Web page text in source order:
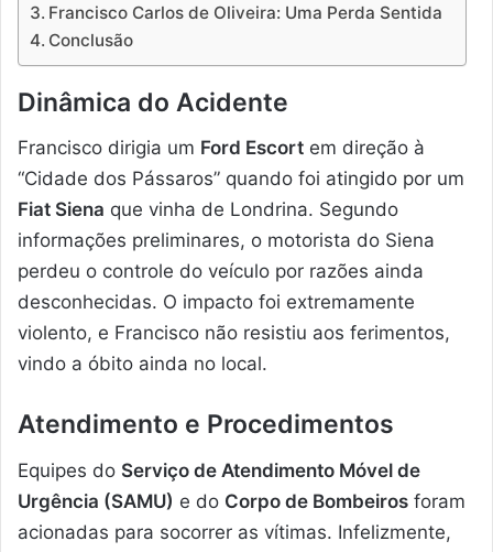
Francisco Carlos de Oliveira: Uma Perda Sentida
Conclusão
Dinâmica do Acidente
Francisco dirigia um Ford Escort em direção à
“Cidade dos Pássaros” quando foi atingido por um
Fiat Siena que vinha de Londrina. Segundo
informações preliminares, o motorista do Siena
perdeu o controle do veículo por razões ainda
desconhecidas. O impacto foi extremamente
violento, e Francisco não resistiu aos ferimentos,
vindo a óbito ainda no local.
Atendimento e Procedimentos
Equipes do Serviço de Atendimento Móvel de
Urgência (SAMU) e do Corpo de Bombeiros foram
acionadas para socorrer as vítimas. Infelizmente,